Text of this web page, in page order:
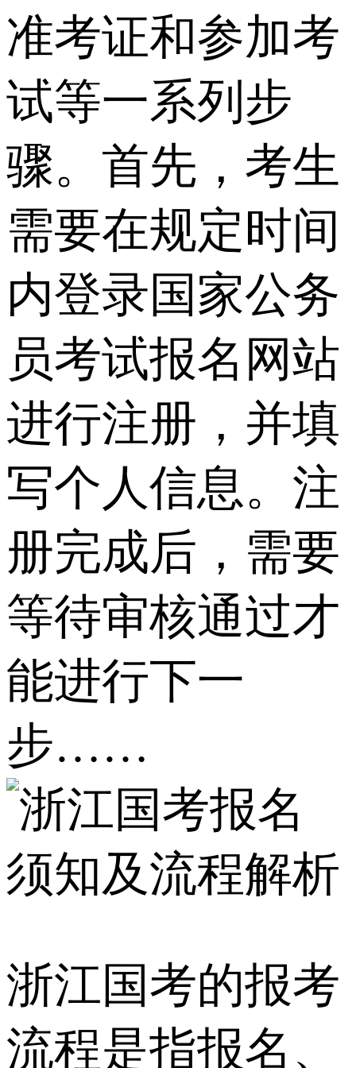
准考证和参加考
试等一系列步
骤。首先，考生
需要在规定时间
内登录国家公务
员考试报名网站
进行注册，并填
写个人信息。注
册完成后，需要
等待审核通过才
能进行下一
步……
浙江国考的报考
流程是指报名、